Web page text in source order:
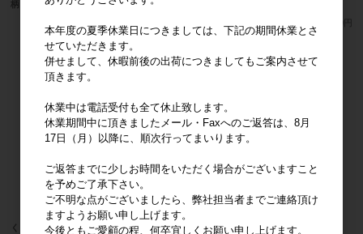
柄 PK
380円
くまのがっこう ソックス 花柄 NV
くまのがっこう ソックス 花柄 MT
本年度の夏季休業日につきましては、下記の期間休業とさ
せていただきます。
併せまして、休暇前後の出荷につきましてもご案内させて
頂きます。
休業中は電話受付も全て休止致します。
休業期間中に頂きましたメール・Faxへのご返答は、8月
17日（月）以降に、順次行ってまいります。
ご返答までに少しお時間をいただく場合がございますこと
を予めご了承下さい。
ご不明な点がございましたら、弊社担当者までご連絡頂け
ますようお願い申し上げます。
今後ともご愛顧の程、何卒宜しくお願い申し上げます。